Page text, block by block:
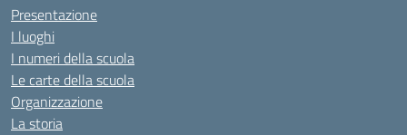
Presentazione
I luoghi
I numeri della scuola
Le carte della scuola
Organizzazione
La storia